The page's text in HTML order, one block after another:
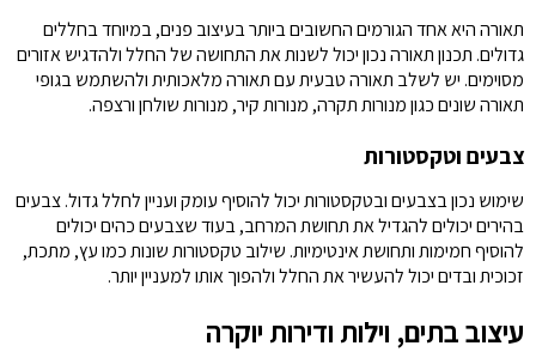
תאורה היא אחד הגורמים החשובים ביותר בעיצוב פנים, במיוחד בחללים
גדולים. תכנון תאורה נכון יכול לשנות את התחושה של החלל ולהדגיש אזורים
מסוימים. יש לשלב תאורה טבעית עם תאורה מלאכותית ולהשתמש בגופי
תאורה שונים כגון מנורות תקרה, מנורות קיר, מנורות שולחן ורצפה.
צבעים וטקסטורות
שימוש נכון בצבעים ובטקסטורות יכול להוסיף עומק ועניין לחלל גדול. צבעים
בהירים יכולים להגדיל את תחושת המרחב, בעוד שצבעים כהים יכולים
להוסיף חמימות ותחושת אינטימיות. שילוב טקסטורות שונות כמו עץ, מתכת,
זכוכית ובדים יכול להעשיר את החלל ולהפוך אותו למעניין יותר.
עיצוב בתים, וילות ודירות יוקרה